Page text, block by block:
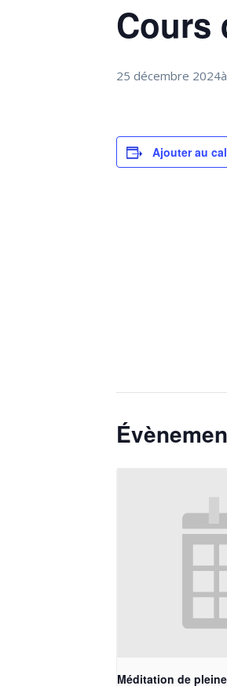
Cours
25 décembre
Ajouter au
Méditation de